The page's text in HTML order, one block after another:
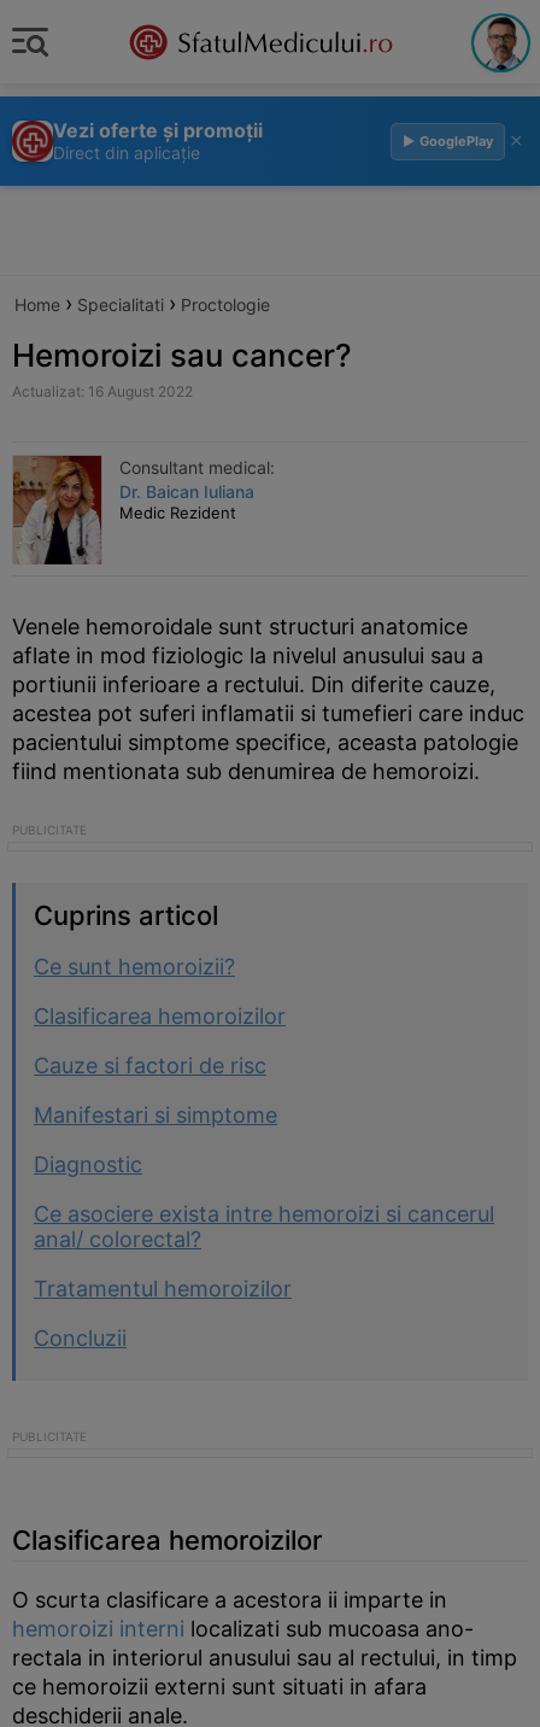
Vezi oferte și promoții
Direct din aplicație
▶ GooglePlay ×
Home › Specialitati › Proctologie
Hemoroizi sau cancer?
Actualizat: 16 August 2022
Consultant medical:
Dr. Baican Iuliana
Medic Rezident
Venele hemoroidale sunt structuri anatomice
aflate in mod fiziologic la nivelul anusului sau a
portiunii inferioare a rectului. Din diferite cauze,
acestea pot suferi inflamatii si tumefieri care induc
pacientului simptome specifice, aceasta patologie
fiind mentionata sub denumirea de hemoroizi.
Cuprins articol
Ce sunt hemoroizii?
Clasificarea hemoroizilor
Cauze si factori de risc
Manifestari si simptome
Diagnostic
Ce asociere exista intre hemoroizi si cancerul
anal/ colorectal?
Tratamentul hemoroizilor
Concluzii
Clasificarea hemoroizilor
O scurta clasificare a acestora ii imparte in
hemoroizi interni localizati sub mucoasa ano-
rectala in interiorul anusului sau al rectului, in timp
ce hemoroizii externi sunt situati in afara
deschiderii anale.